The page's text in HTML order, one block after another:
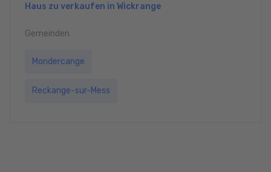
Haus zu verkaufen in Wickrange
Gemeinden
Mondercange
Reckange-sur-Mess